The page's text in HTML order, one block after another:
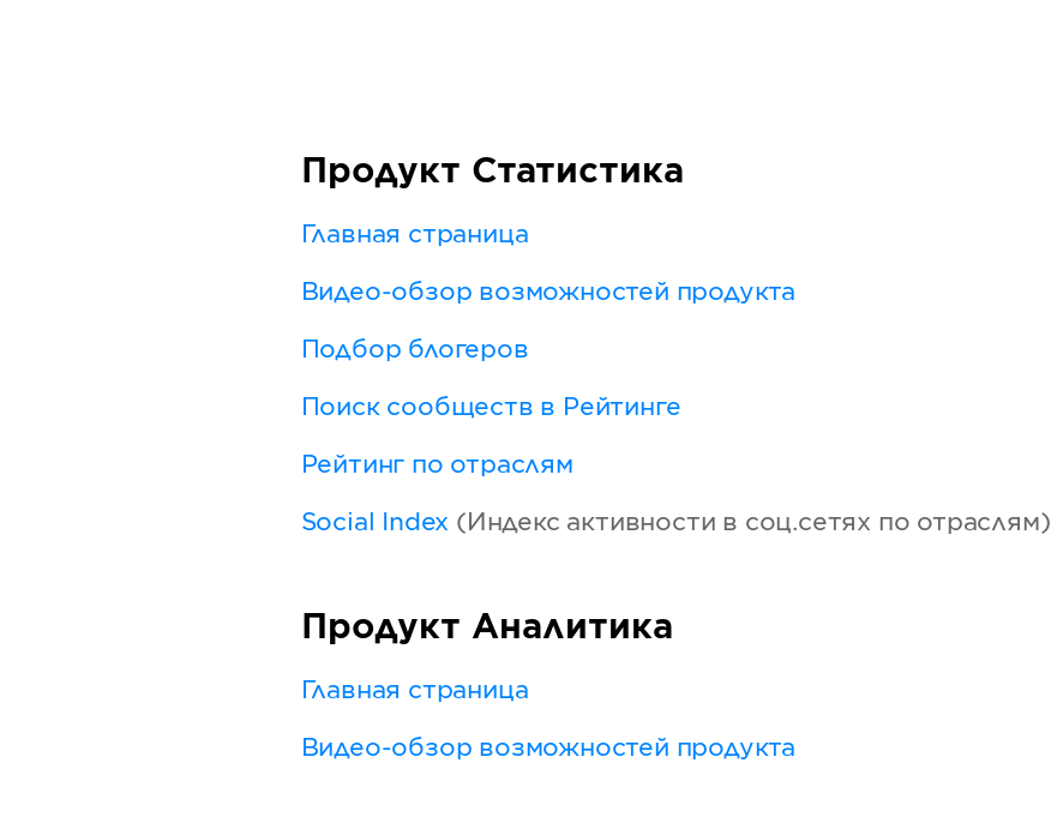
Продукт Статистика
Главная страница
Видео-обзор возможностей продукта
Подбор блогеров
Поиск сообществ в Рейтинге
Рейтинг по отраслям
Social Index (Индекс активности в соц.сетях по отраслям)
Продукт Аналитика
Главная страница
Видео-обзор возможностей продукта